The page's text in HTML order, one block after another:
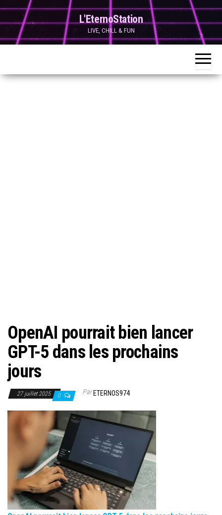
Skip
to
content
L'EternoStation
LIVE, CHILL & FUN
OpenAI pourrait bien lancer
GPT-5 dans les prochains
jours
27 juillet 2025 0 ParETERNOS974